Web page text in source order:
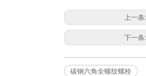
上一条:
下一条:
碳钢六角全螺纹螺栓